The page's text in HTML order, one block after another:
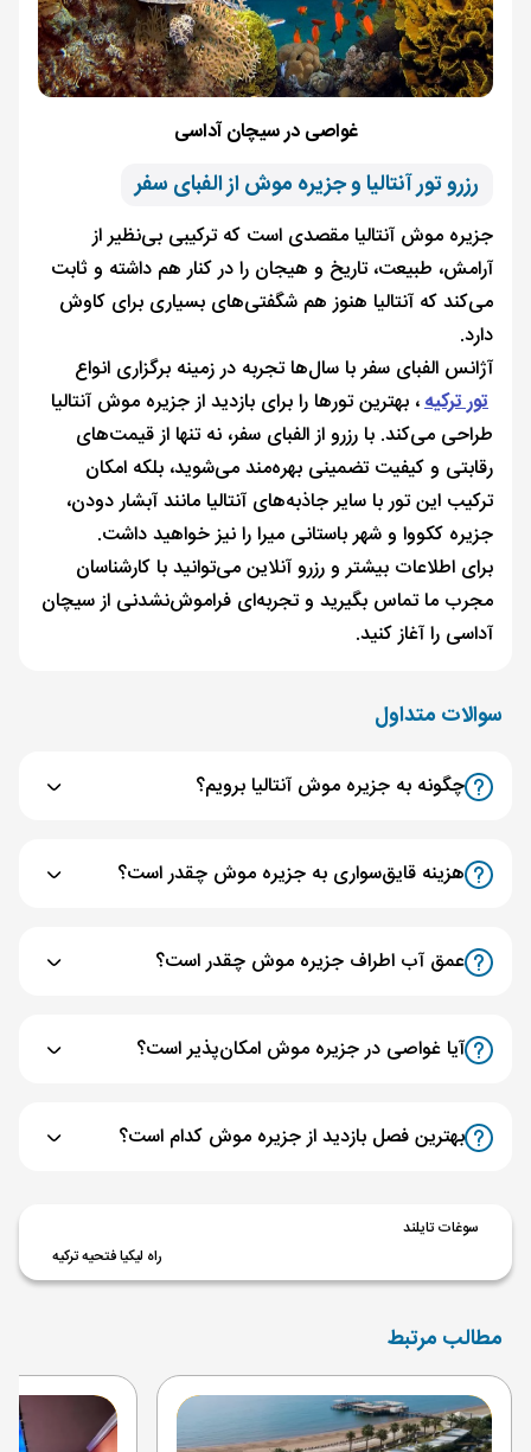
غواصی در سیچان آداسی
رزرو تور آنتالیا و جزیره موش از الفبای سفر
جزیره موش آنتالیا مقصدی است که ترکیبی بی‌نظیر از
آرامش، طبیعت، تاریخ و هیجان را در کنار هم داشته و ثابت
می‌کند که آنتالیا هنوز هم شگفتی‌های بسیاری برای کاوش
دارد.
آژانس الفبای سفر با سال‌ها تجربه در زمینه برگزاری انواع
تور ترکیه، بهترین تورها را برای بازدید از جزیره موش آنتالیا
طراحی می‌کند. با رزرو از الفبای سفر، نه تنها از قیمت‌های
رقابتی و کیفیت تضمینی بهره‌مند می‌شوید، بلکه امکان
ترکیب این تور با سایر جاذبه‌های آنتالیا مانند آبشار دودن،
جزیره ککووا و شهر باستانی میرا را نیز خواهید داشت.
برای اطلاعات بیشتر و رزرو آنلاین می‌توانید با کارشناسان
مجرب ما تماس بگیرید و تجربه‌ای فراموش‌نشدنی از سیچان
آداسی را آغاز کنید.
سوالات متداول
چگونه به جزیره موش آنتالیا برویم؟
هزینه قایق‌سواری به جزیره موش چقدر است؟
عمق آب اطراف جزیره موش چقدر است؟
آیا غواصی در جزیره موش امکان‌پذیر است؟
بهترین فصل بازدید از جزیره موش کدام است؟
سوغات تایلند
راه لیکیا فتحیه ترکیه
مطالب مرتبط